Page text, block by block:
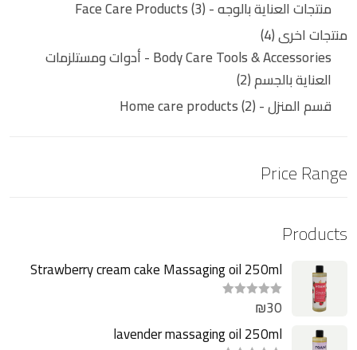
منتجات العناية بالوجه - Face Care Products 3
منتجات اخرى 4
Body Care Tools & Accessories - أدوات ومستلزمات
العناية بالجسم 2
قسم المنزل - Home care products 2
Price Range
Products
Strawberry cream cake Massaging oil 250ml
ت
م
ا
ل
₪30
lavender massaging oil 250ml